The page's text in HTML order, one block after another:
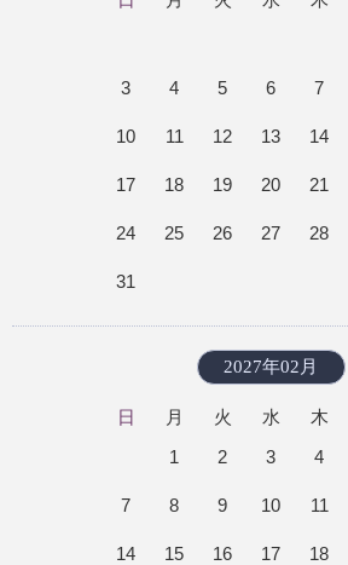
3 4 5 6 7
10 11 12 13 14
17 18 19 20 21
24 25 26 27 28
31
2027年02月
日 月 火 水 木
1
2 3 4
7 8 9 10 11
14 15 16 17 18